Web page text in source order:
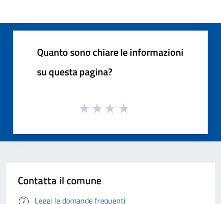
Quanto sono chiare le informazioni
su questa pagina?
Contatta il comune
Leggi le domande frequenti